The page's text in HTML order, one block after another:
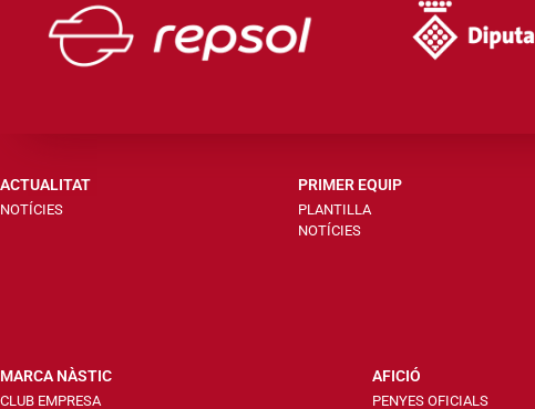
ACTUALITAT
NOTÍCIES
PRIMER EQUIP
PLANTILLA
NOTÍCIES
MARCA NÀSTIC
CLUB EMPRESA
AFICIÓ
PENYES OFICIALS